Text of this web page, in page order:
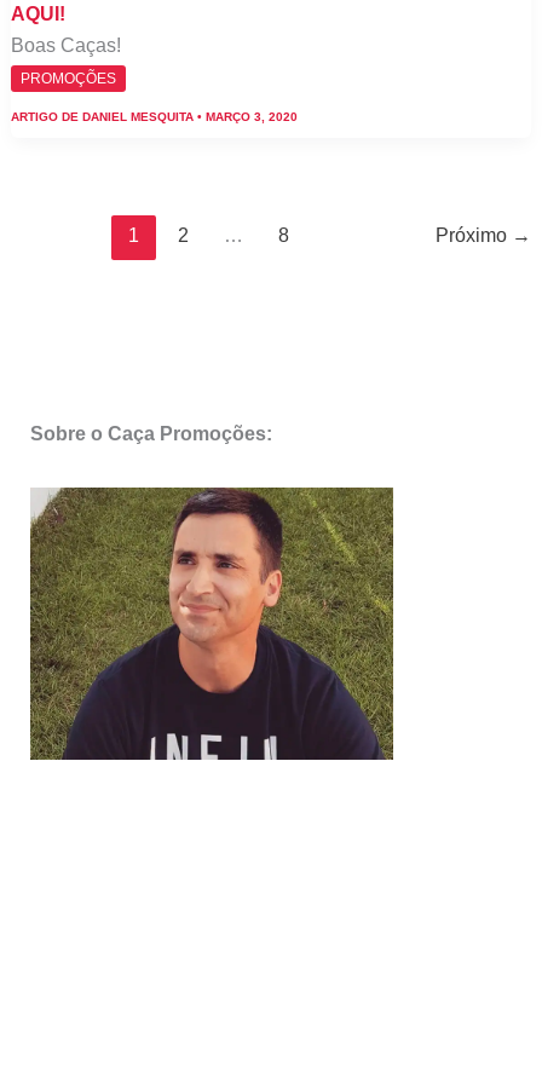
AQUI!
Boas Caças!
PROMOÇÕES
ARTIGO DE DANIEL MESQUITA • MARÇO 3, 2020
1 2 … 8 Próximo →
Sobre o Caça Promoções: